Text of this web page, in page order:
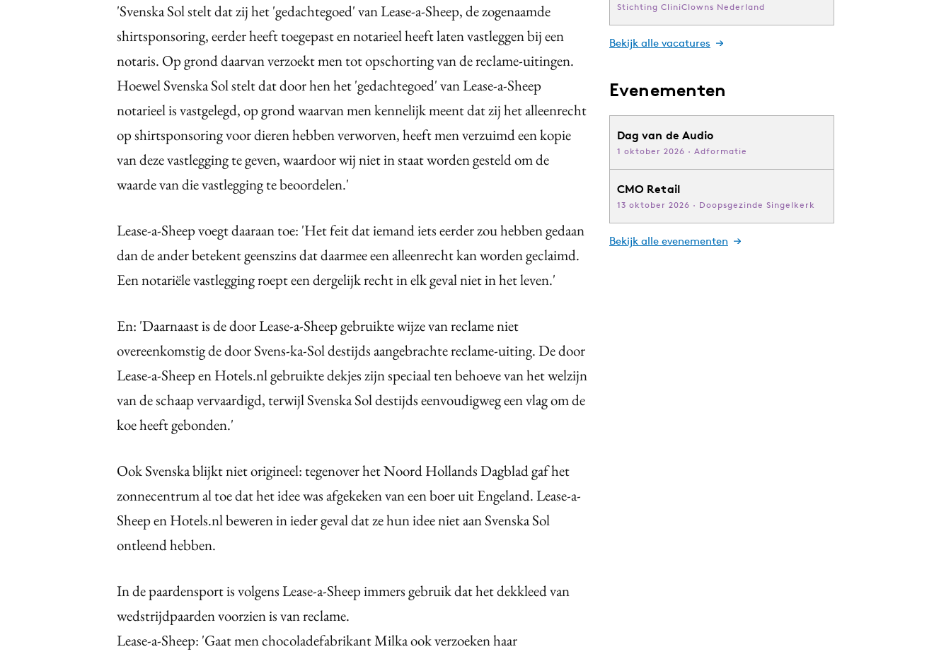
'Svenska Sol stelt dat zij het 'gedachtegoed' van Lease-a-Sheep, de zogenaamde
shirtsponsoring, eerder heeft toegepast en notarieel heeft laten vastleggen bij een
notaris. Op grond daarvan verzoekt men tot opschorting van de reclame-uitingen.
Hoewel Svenska Sol stelt dat door hen het 'gedachtegoed' van Lease-a-Sheep
notarieel is vastgelegd, op grond waarvan men kennelijk meent dat zij het alleenrecht
op shirtsponsoring voor dieren hebben verworven, heeft men verzuimd een kopie
van deze vastlegging te geven, waardoor wij niet in staat worden gesteld om de
waarde van die vastlegging te beoordelen.'
Lease-a-Sheep voegt daaraan toe: 'Het feit dat iemand iets eerder zou hebben gedaan
dan de ander betekent geenszins dat daarmee een alleenrecht kan worden geclaimd.
Een notariële vastlegging roept een dergelijk recht in elk geval niet in het leven.'
En: 'Daarnaast is de door Lease-a-Sheep gebruikte wijze van reclame niet
overeenkomstig de door Svens-ka-Sol destijds aangebrachte reclame-uiting. De door
Lease-a-Sheep en Hotels.nl gebruikte dekjes zijn speciaal ten behoeve van het welzijn
van de schaap vervaardigd, terwijl Svenska Sol destijds eenvoudigweg een vlag om de
koe heeft gebonden.'
Ook Svenska blijkt niet origineel: tegenover het Noord Hollands Dagblad gaf het
zonnecentrum al toe dat het idee was afgekeken van een boer uit Engeland. Lease-a-
Sheep en Hotels.nl beweren in ieder geval dat ze hun idee niet aan Svenska Sol
ontleend hebben.
In de paardensport is volgens Lease-a-Sheep immers gebruik dat het dekkleed van
wedstrijdpaarden voorzien is van reclame.
Lease-a-Sheep: 'Gaat men chocoladefabrikant Milka ook verzoeken haar
Stichting CliniClowns Nederland
Bekijk alle vacatures
Evenementen
Dag van de Audio
1 oktober 2026 · Adformatie
CMO Retail
13 oktober 2026 · Doopsgezinde Singelkerk
Bekijk alle evenementen